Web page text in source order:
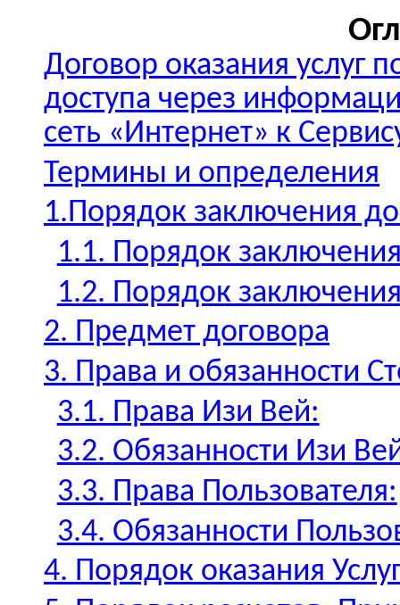
Договор оказания услуг
доступа через
сеть «Интернет» к
Термины и определения
1.Порядок заключения
1.1. Порядок
1.2. Порядок
2. Предмет договора
3. Права и обязанности
3.1. Права Изи Вей:
3.2. Обязанности Изи
3.3. Права Пользователя:
3.4. Обязанности
4. Порядок оказания